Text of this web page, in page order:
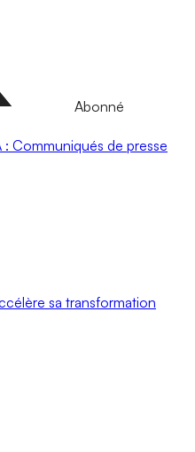
Abonné
: Communiqués de presse
sa transformation